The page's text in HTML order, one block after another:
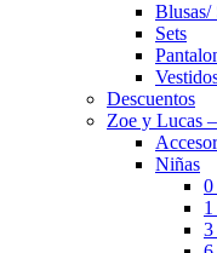
Blusas/
Sets
Descuentos
Zoe y Lucas
Niñas
0
3